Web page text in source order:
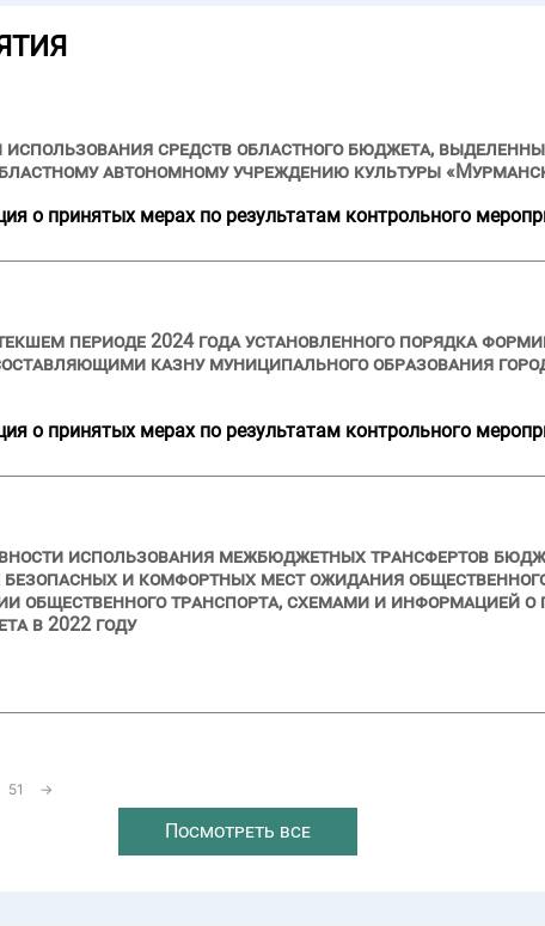
средств областного бюджета,
автономному учреждению культуры
о принятых мерах по результатам контрольного
периоде 2024 года установленного порядка
казну муниципального образования
о принятых мерах по результатам контрольного
использования межбюджетных трансфертов
и комфортных мест ожидания
общественного транспорта, схемами и информацией о
в 2022 году
51 →
Посмотреть все